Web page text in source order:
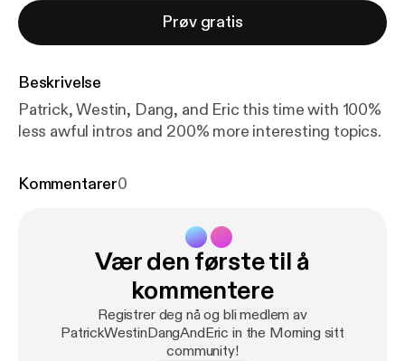
Prøv gratis
Beskrivelse
Patrick, Westin, Dang, and Eric this time with 100%
less awful intros and 200% more interesting topics.
Kommentarer0
Vær den første til å
kommentere
Registrer deg nå og bli medlem av
PatrickWestinDangAndEric in the Morning sitt
community!